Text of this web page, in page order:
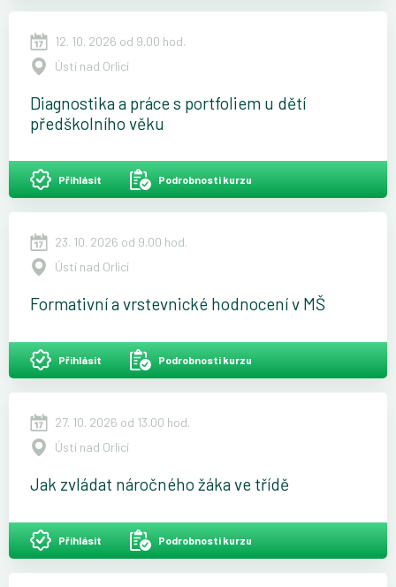
12. 10. 2026 od 9.00 hod.
Ústí nad Orlicí
Diagnostika a práce s portfoliem u dětí
předškolního věku
Přihlásit Podrobnosti kurzu
23. 10. 2026 od 9.00 hod.
Ústí nad Orlicí
Formativní a vrstevnické hodnocení v MŠ
Přihlásit Podrobnosti kurzu
27. 10. 2026 od 13.00 hod.
Ústí nad Orlicí
Jak zvládat náročného žáka ve třídě
Přihlásit Podrobnosti kurzu